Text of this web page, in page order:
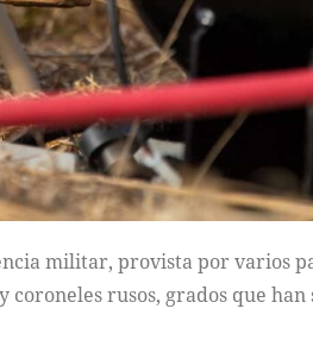
militar, provista por varios
rusos, grados que